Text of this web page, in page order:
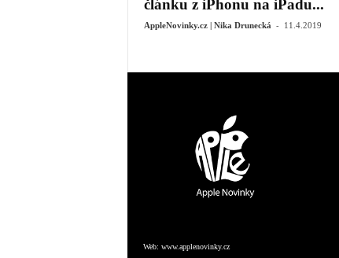
článku z iPhonu na iPadu...
AppleNovinky.cz | Nika Drunecká - 11.4.2019
Web: www.applenovinky.cz